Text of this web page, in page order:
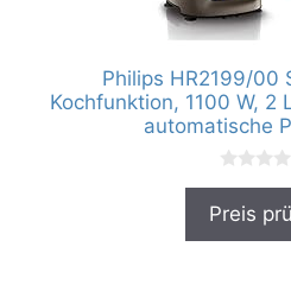
Philips HR2199/00
Kochfunktion, 1100 W, 2
automatische
o
Preis